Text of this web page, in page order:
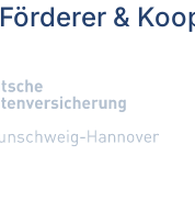
Förderer &